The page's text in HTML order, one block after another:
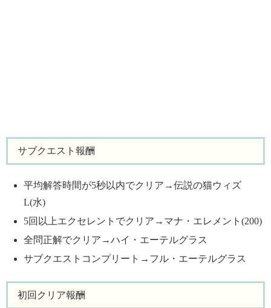
サブクエスト報酬
平均解答時間が5秒以内でクリア→伝説の猫ウィズ
L(水)
5回以上エクセレントでクリア→マナ・エレメント(200)
全問正解でクリア→ハイ・エーテルグラス
サブクエストコンプリート→フル・エーテルグラス
初回クリア報酬